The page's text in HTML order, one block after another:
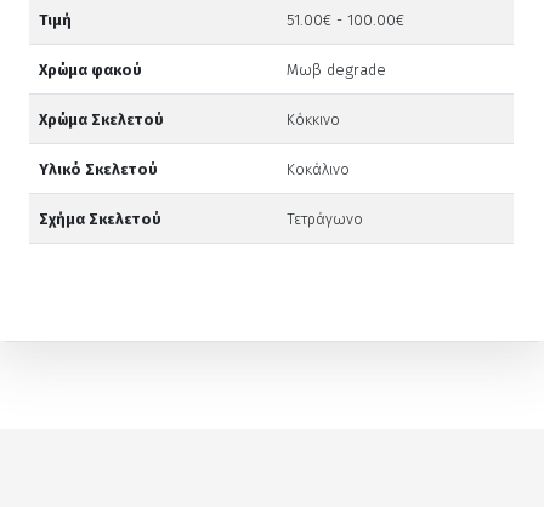
Τιμή 51.00€ - 100.00€
Χρώμα φακού Μωβ degrade
Χρώμα Σκελετού Κόκκινο
Υλικό Σκελετού Κοκάλινο
Σχήμα Σκελετού Τετράγωνο